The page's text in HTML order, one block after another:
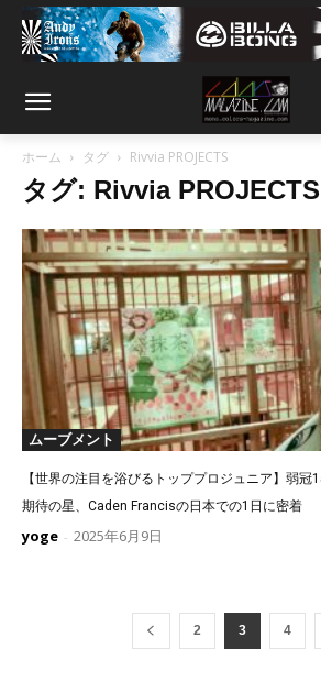
ホーム タグ Rivvia PROJECTS
タグ: Rivvia PROJECTS
ムーブメント
【世界の注目を浴びるトッププロジュニア】弱冠
期待の星、Caden Francisの日本での1日に密着
yoge - 2025年6月9日
2 3 4